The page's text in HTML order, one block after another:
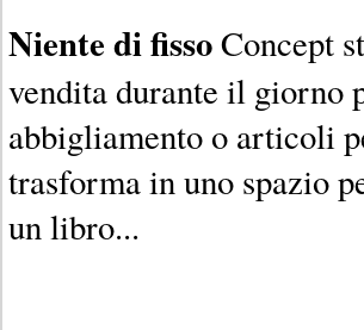
Niente di fissoConcept
vendita durante il giorno
abbigliamento o articoli
trasforma in uno spazio
un libro...